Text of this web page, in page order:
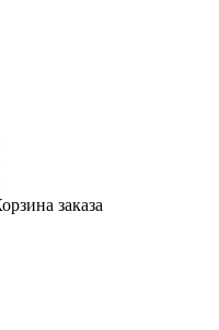
заказа